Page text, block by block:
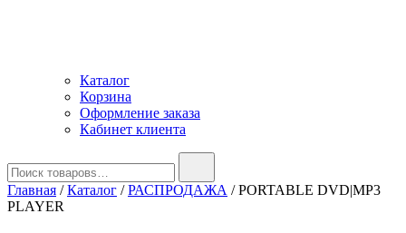
Каталог
Корзина
Оформление заказа
Кабинет клиента
Главная /Каталог /РАСПРОДАЖА / PORTABLE DVD|MP3
PLAYER